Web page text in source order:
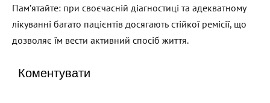
Пам’ятайте: при своєчасній діагностиці та адекватному
лікуванні багато пацієнтів досягають стійкої ремісії, що
дозволяє їм вести активний спосіб життя.
Коментувати